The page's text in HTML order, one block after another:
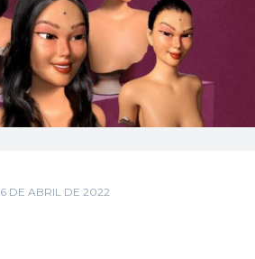
6 DE ABRIL DE 2022